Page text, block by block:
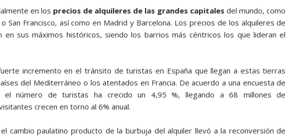
en los precios de alquileres de las grandes capitales del mundo, como
San Francisco, así como en Madrid y Barcelona. Los precios de los alquileres de
en sus máximos históricos, siendo los barrios más céntricos los que lideran el
incremento en el tránsito de turistas en España que llegan a estas tierras
del Mediterráneo o los atentados en Francia. De acuerdo a una encuesta de
el número de turistas ha crecido un 4,95 %, llegando a 68 millones de
crecen en torno al 6% anual.
cambio paulatino producto de la burbuja del alquiler llevó a la reconversión de